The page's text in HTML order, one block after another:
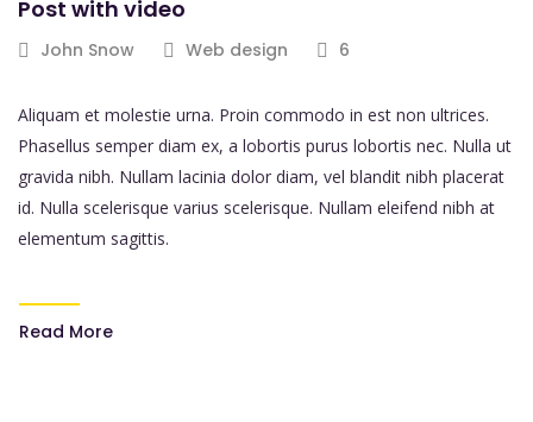
Post with video
John Snow Web design 6
Aliquam et molestie urna. Proin commodo in est non ultrices.
Phasellus semper diam ex, a lobortis purus lobortis nec. Nulla ut
gravida nibh. Nullam lacinia dolor diam, vel blandit nibh placerat
id. Nulla scelerisque varius scelerisque. Nullam eleifend nibh at
elementum sagittis.
Read More